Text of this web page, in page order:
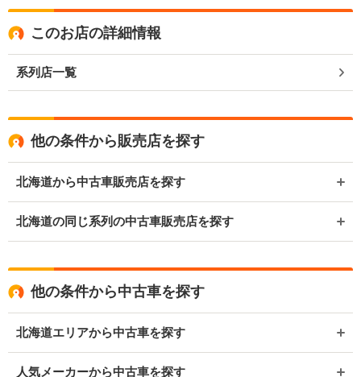
このお店の詳細情報
系列店一覧
他の条件から販売店を探す
北海道から中古車販売店を探す
北海道の同じ系列の中古車販売店を探す
他の条件から中古車を探す
北海道エリアから中古車を探す
人気メーカーから中古車を探す